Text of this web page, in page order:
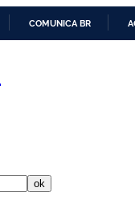
COMUNICA BR